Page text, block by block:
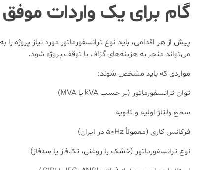
گام برای یک واردات موفق
پیش از هر اقدامی، باید نوع ترانسفورماتور مورد نیاز
می‌تواند منجر به هزینه‌های گزاف یا توقف پروژه شود.
مواردی که باید مشخص شوند:
توان ترانسفورماتور (بر حسب kVA یا MVA)
سطح ولتاژ اولیه و ثانویه
فرکانس کاری (معمولاً ۵۰Hz در ایران)
نوع ترانسفورماتور (خشک یا روغنی، تک‌فاز یا سه‌فاز)